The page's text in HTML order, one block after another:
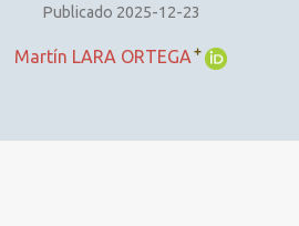
Publicado 2025-12-23
Martín LARA ORTEGA +